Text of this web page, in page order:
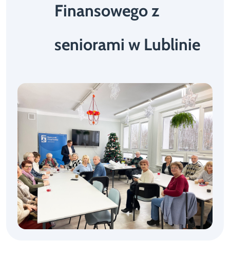
Finansowego z
seniorami w Lublinie